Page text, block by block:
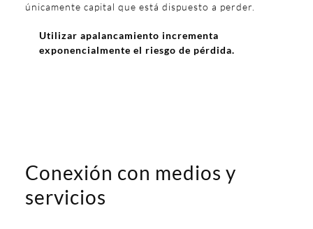
únicamente capital que está dispuesto a perder.
Utilizar apalancamiento incrementa
exponencialmente el riesgo de pérdida.
Conexión con medios y
servicios